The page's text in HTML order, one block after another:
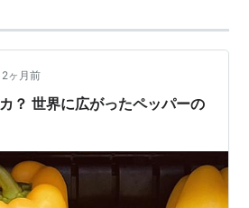
2ヶ月前
？ 世界に広がったペッパーの